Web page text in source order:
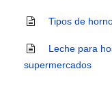
Tipos de
Leche para
supermercados